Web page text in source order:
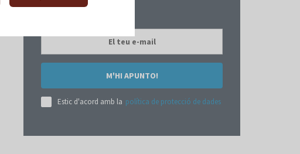
M'HI APUNTO!
Estic d'acord amb la política de protecció de dades